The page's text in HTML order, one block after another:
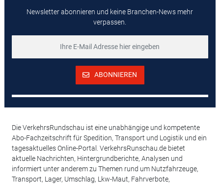
Newsletter abonnieren und keine Branchen-News mehr
verpassen.
ABONNIEREN
Die VerkehrsRundschau ist eine unabhängige und kompetente
Abo-Fachzeitschrift für Spedition, Transport und Logistik und ein
tagesaktuelles Online-Portal. VerkehrsRunschau.de bietet
aktuelle Nachrichten, Hintergrundberichte, Analysen und
informiert unter anderem zu Themen rund um Nutzfahrzeuge,
Transport, Lager, Umschlag, Lkw-Maut, Fahrverbote,